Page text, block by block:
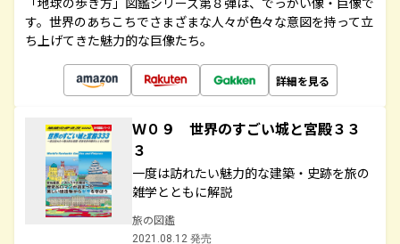
す。世界のあちこちでさまざまな人々が色々な意図を持って立
ち上げてきた魅力的な巨像たち。
詳細を見る
Ｗ０９ 世界のすごい城と宮殿３３
３
一度は訪れたい魅力的な建築・史跡を旅の
雑学とともに解説
旅の図鑑
2021.08.12 発売